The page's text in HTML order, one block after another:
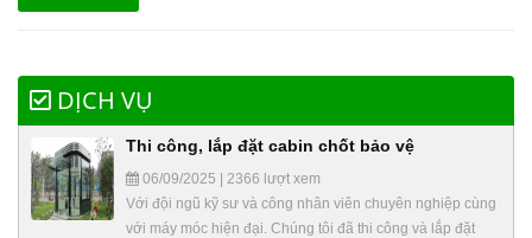
DỊCH VỤ
Thi công, lắp đặt cabin chốt bảo vệ
06/09/2025 | 2366 lượt xem
Với đội ngũ kỹ sư và công nhân viên chuyên nghiệp cùng
với máy móc hiện đại. Chúng tôi đã thi công và lắp đặt